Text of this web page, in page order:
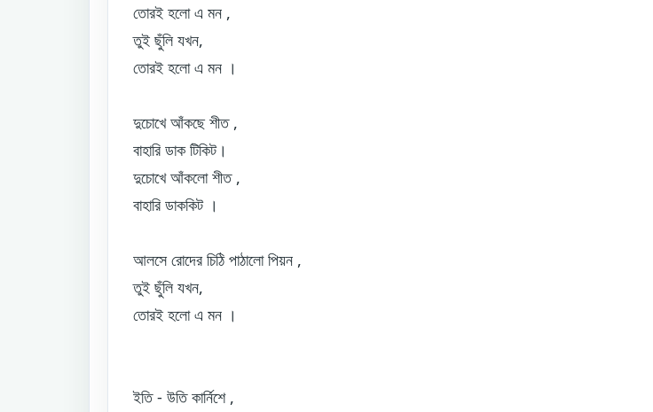
তোরই হলো এ মন ,
তুই ছুঁলি যখন,
তোরই হলো এ মন ।
দুচোখে আঁকছে শীত ,
বাহারি ডাক টিকিট।
দুচোখে আঁকলো শীত ,
বাহারি ডাককিট ।
আলসে রোদের চিঠি পাঠালো পিয়ন ,
তুই ছুঁলি যখন,
তোরই হলো এ মন ।
ইতি - উতি কার্নিশে ,